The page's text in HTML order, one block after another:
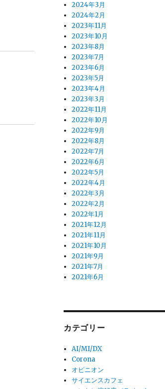
2024年3月
2024年2月
2023年11月
2023年10月
2023年8月
2023年7月
2023年6月
2023年5月
2023年4月
2023年3月
2022年11月
2022年10月
2022年9月
2022年8月
2022年7月
2022年6月
2022年5月
2022年4月
2022年3月
2022年2月
2022年1月
2021年12月
2021年11月
2021年10月
2021年9月
2021年7月
2021年6月
カテゴリー
AI/MI/DX
Corona
オピニオン
サイエンスカフェ